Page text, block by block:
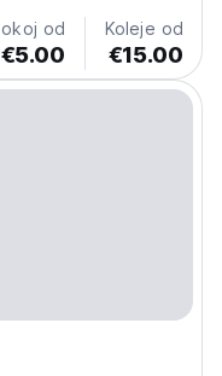
od
€5.00
Koleje od
€15.00